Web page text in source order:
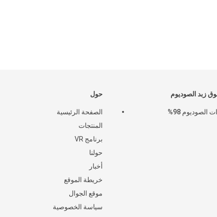
حول
الصفحة الرئيسية
المنتجات
برنامج VR
حولنا
أخبار
خريطة الموقع
موقع الجوال
سياسة الخصوصية
زبد الصوديوم
الصوديوم 98%